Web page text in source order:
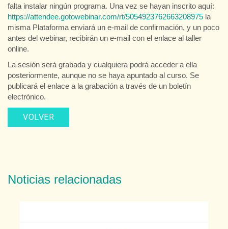
falta instalar ningún programa. Una vez se hayan inscrito aquí:
https://attendee.gotowebinar.com/rt/5054923762663208975 la
misma Plataforma enviará un e-mail de confirmación, y un poco
antes del webinar, recibirán un e-mail con el enlace al taller
online.
La sesión será grabada y cualquiera podrá acceder a ella
posteriormente, aunque no se haya apuntado al curso. Se
publicará el enlace a la grabación a través de un boletín
electrónico.
VOLVER
Noticias relacionadas